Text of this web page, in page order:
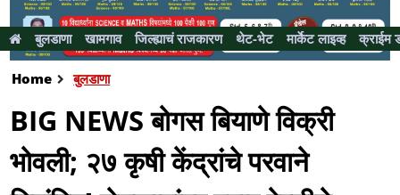
बुलडाणा खामगाव जिल्ह्याचं राजकारण थेट-भेट मार्केट लाइव्ह क्राईम
Home बुलडाणा
BIG NEWS बाेगस बियाणे विक्री
भाेवली; २७ कृषी केंद्रांचे परवाने